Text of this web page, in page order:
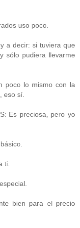
uso poco.
a decir: si tuviera que
sólo pudiera llevarme
poco lo mismo con la
eso sí.
Es preciosa, pero yo
ti.
bien para el precio